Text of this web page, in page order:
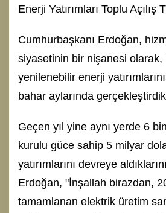
Enerji Yatırımları Toplu Açılış
Cumhurbaşkanı Erdoğan,
siyasetinin bir nişanesi olarak,
yenilenebilir enerji
bahar aylarında
Geçen yıl yine aynı yerde 6
kurulu güce sahip 5 milyar
yatırımlarını devreye
Erdoğan, "İnşallah birazdan,
tamamlanan elektrik üretim